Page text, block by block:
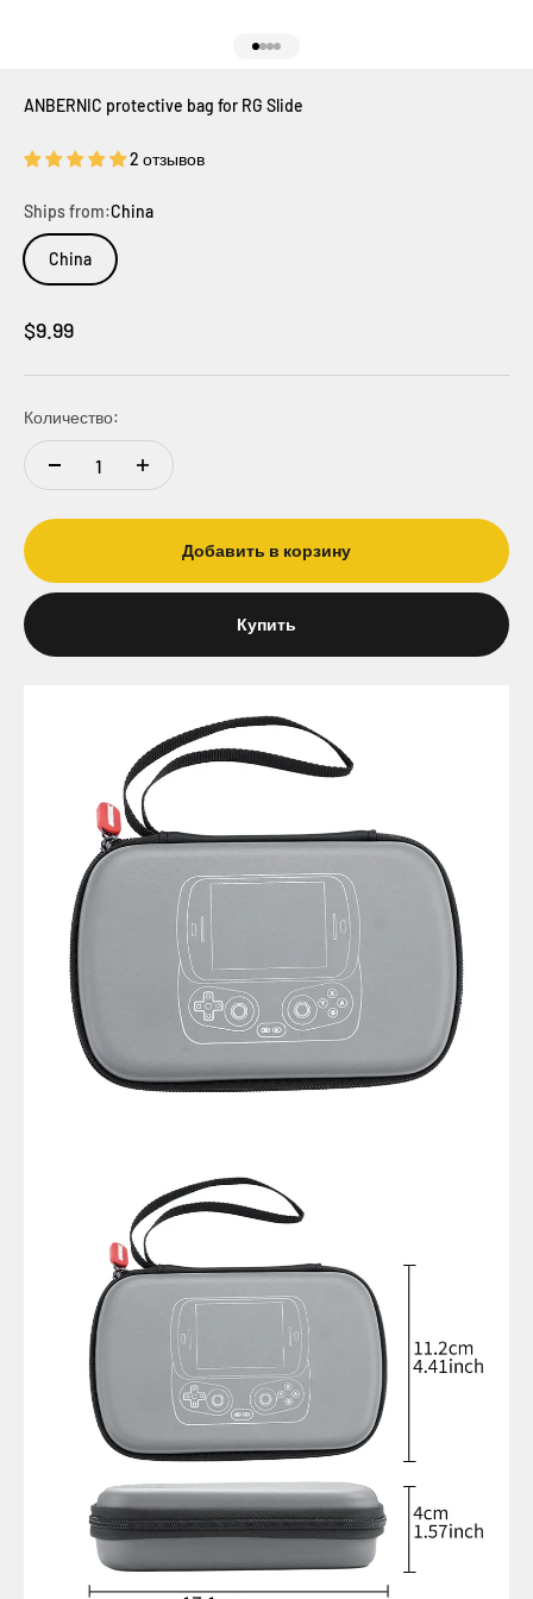
ANBERNIC protective bag for RG Slide
2 отзывов
Ships from:China
China
Цена по акции
$9.99
Количество:
Добавить в корзину
Купить